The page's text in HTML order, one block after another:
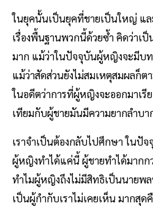
ในยุคนั้นเป็นยุคที่ชายเป็นใหญ่ แ
เรื่องพื้นฐานพวกนี้ด้วยซ้ำ คิดว่า
มาก แม้ว่าในปัจจุบันผู้หญิงจะมีบ
แม้ว่าสัดส่วนยังไม่สมเหตุสมผลก็ต
ในอดีตว่าการที่ผู้หญิงจะออกมาเรี
เทียมกับผู้ชายมันมีความยากลำบ
เราจำเป็นต้องกลับไปศึกษา ในปั
ผู้หญิงทำได้แค่นี้ ผู้ชายทำได้มากก
ทำไมผู้หญิงถึงไม่มีสิทธิเป็นนายพ
เป็นผู้กำกับเราไม่เคยเห็น มากสุด